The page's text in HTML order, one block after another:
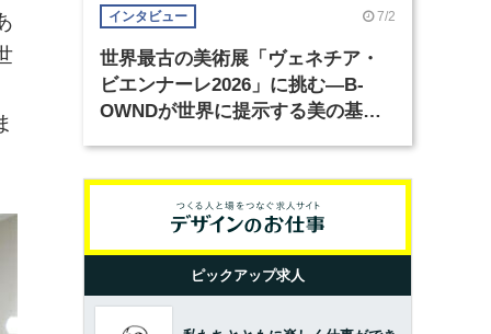
インタビュー 7/2
世界最古の美術展「ヴェネチア・
ビエンナーレ2026」に挑む―B-
OWNDが世界に提示する美の基準
ピックアップ求人